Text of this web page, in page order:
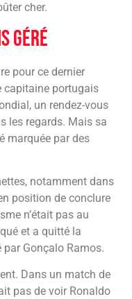
cher.
géré
pour ce dernier
capitaine portugais
un rendez-vous
les regards. Mais sa
marquée par des
notamment dans
position de conclure
n’était pas au
et a quitté la
Gonçalo Ramos.
Dans un match de
pas de voir Ronaldo